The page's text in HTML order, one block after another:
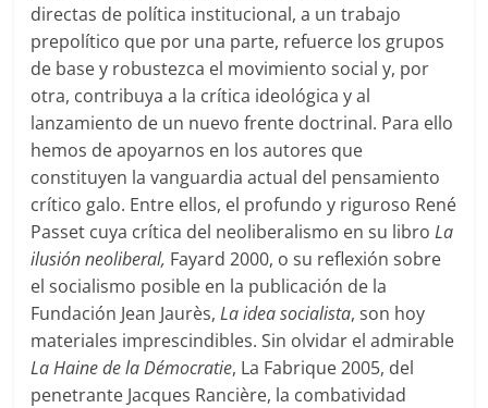
directas de política institucional, a un trabajo
prepolítico que por una parte, refuerce los grupos
de base y robustezca el movimiento social y, por
otra, contribuya a la crítica ideológica y al
lanzamiento de un nuevo frente doctrinal. Para ello
hemos de apoyarnos en los autores que
constituyen la vanguardia actual del pensamiento
crítico galo. Entre ellos, el profundo y riguroso René
Passet cuya crítica del neoliberalismo en su libroLa
ilusión neoliberal, Fayard 2000, o su reflexión sobre
el socialismo posible en la publicación de la
Fundación Jean Jaurès,La idea socialista, son hoy
materiales imprescindibles. Sin olvidar el admirable
La Haine de la Démocratie, La Fabrique 2005, del
penetrante Jacques Rancière, la combatividad